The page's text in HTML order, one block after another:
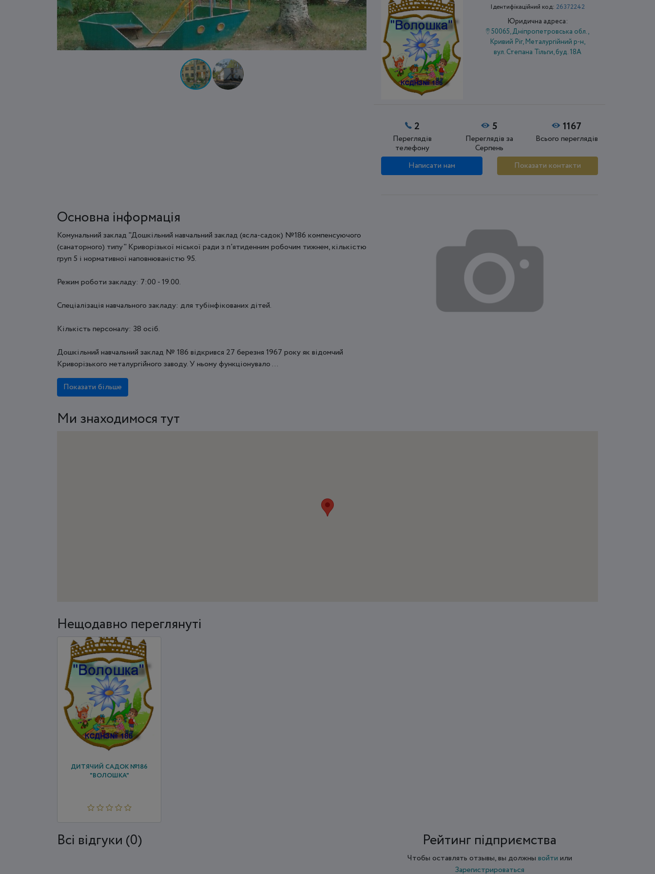
Ідентифікаційний код: 26372242
Юридична адреса:
50065, Дніпропетровська обл.,
Кривий Ріг, Металургійний р-н,
вул. Степана Тільги, буд. 18А
2
Переглядів
телефону
5
Переглядів за
Серпень
1167
Всього переглядів
Написати нам Показати контакти
Основна інформація
Комунальний заклад "Дошкільний навчальний заклад (ясла-садок) №186 компенсуючого
(санаторного) типу" Криворізької міської ради з п'ятиденним робочим тижнем, кількістю
груп 5 і нормативної наповнюваністю 95.
Режим роботи закладу: 7:00 - 19.00.
Спеціалізація навчального закладу: для тубінфікованих дітей.
Кількість персоналу: 38 осіб.
Дошкільний навчальний заклад № 186 відкрився 27 березня 1967 року як відомчий
Криворізького металургійного заводу. У ньому функціонувало ...
Показати більше
Ми знаходимося тут
Нещодавно переглянуті
ДИТЯЧИЙ САДОК №186
"ВОЛОШКА"
Всi відгуки (0) Рейтинг підприємства
Чтобы оставлять отзывы, вы должны войти или
Зарегистрироваться